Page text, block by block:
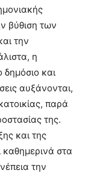
βύθιση των
την
η
και
αυξάνονται,
παρά
της.
και της
καθημερινά στα
την